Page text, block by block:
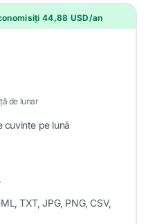
44,88 USD/an
de lunar
cuvinte pe lună
TXT, JPG, PNG, CSV,